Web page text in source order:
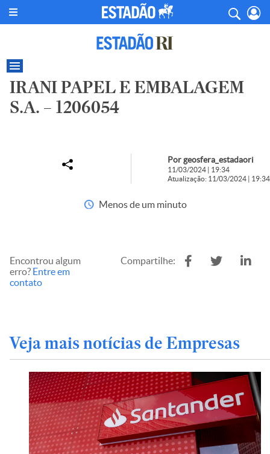
IRANI PAPEL E EMBALAGEM
S.A. – 1206054
Por geosfera_estadaori
11/03/2024 | 19:34
Atualização: 11/03/2024 | 19:34
Menos de um minuto
Encontrou algum
erro? Entre em
contato
Compartilhe:
Veja mais notícias de Empresas